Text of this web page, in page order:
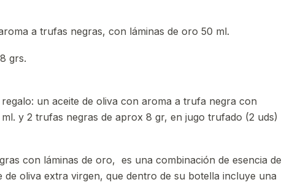
a trufas negras, con láminas de oro 50 ml.
grs.
un aceite de oliva con aroma a trufa negra con
y 2 trufas negras de aprox 8 gr, en jugo trufado (2 uds)
con láminas de oro, es una combinación de esencia de
de oliva extra virgen, que dentro de su botella incluye una